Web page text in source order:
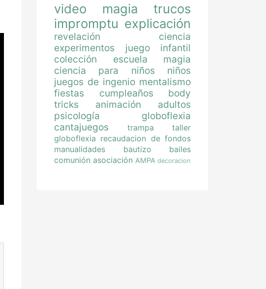
video magia
trucos
impromptu explicación
revelación
ciencia
experimentos
juego
infantil
colección
escuela magia
ciencia para niños
niños
juegos de ingenio mentalismo
fiestas
cumpleaños
body
tricks
animación
adultos
psicología
globoflexia
cantajuegos
trampa
taller
globoflexia recaudacion de fondos
manualidades
bautizo
bailes
comunión asociación AMPA decoracion